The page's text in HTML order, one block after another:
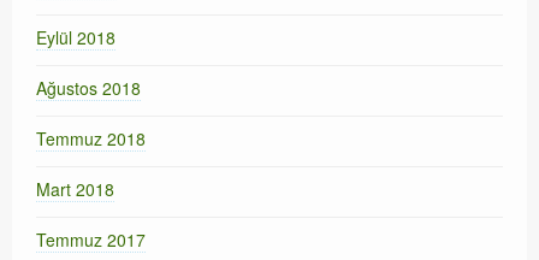
Eylül 2018
Ağustos 2018
Temmuz 2018
Mart 2018
Temmuz 2017